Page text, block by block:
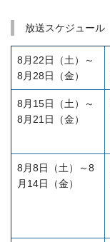
放送スケジュール
8月22日（土）～
8月28日（金）
8月15日（土）～
8月21日（金）
8月8日（土）～8
月14日（金）